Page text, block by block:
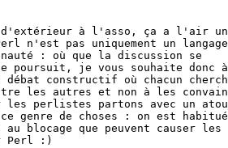
d'extérieur à l'asso, ça a l'air un
n'est pas uniquement un
: où que la discussion se
poursuit, je vous souhaite donc
débat constructif où chacun
les autres et non à les
perlistes partons avec un
genre de choses : on est
blocage que peuvent causer les
Perl :)